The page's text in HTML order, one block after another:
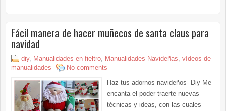
Fácil manera de hacer muñecos de santa claus para
navidad
diy, Manualidades en fieltro Manualidades Navideñas vídeos de
manualidades
No comments
Haz tus adornos navideños- Diy Me
encanta el poder traerte nuevas
técnicas y ideas, con las cuales